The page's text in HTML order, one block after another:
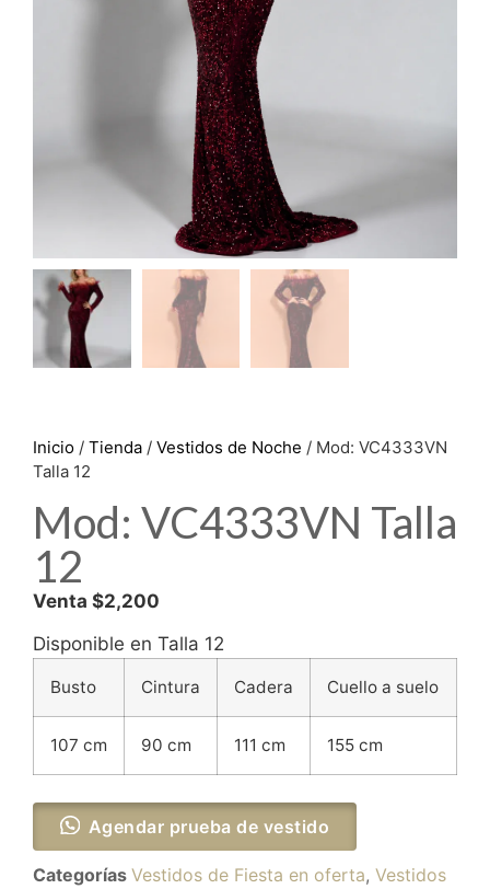
Inicio / Tienda / Vestidos de Noche / Mod: VC4333VN
Talla 12
Mod: VC4333VN Talla
12
Venta $2,200
Disponible en Talla 12
Busto Cintura Cadera Cuello a suelo
107 cm 90 cm 111 cm 155 cm
Agendar prueba de vestido
Categorías Vestidos de Fiesta en oferta, Vestidos